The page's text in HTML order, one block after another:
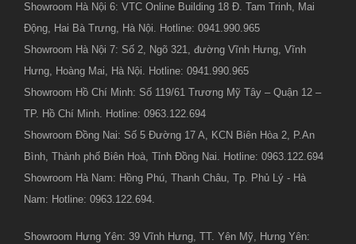
Showroom Hà Nội 6: VTC Online Building 18 Đ. Tam Trinh, Mai
Động, Hai Bà Trưng, Hà Nội. Hotline: 0941.990.965
Showroom Hà Nội 7: Số 2, Ngõ 321, đường Vĩnh Hưng, Vĩnh
Hưng, Hoàng Mai, Hà Nội. Hotline: 0941.990.965
Showroom Hồ Chí Minh: Số 119/61 Trương Mỹ Tây – Quận 12 –
TP. Hồ Chí Minh. Hotline: 0963.122.694
Showroom Đồng Nai: Số 5 Đường 17 A, KCN Biên Hòa 2, P.An
Bình, Thành phố Biên Hoà, Tỉnh Đồng Nai. Hotline: 0963.122.694
Showroom Hà Nam: Hồng Phú, Thanh Châu, Tp. Phủ Lý - Hà
Nam: Hotline: 0963.122.694.
Showroom Hưng Yên: 39 Vĩnh Hưng, TT. Yên Mỹ, Hưng Yên: